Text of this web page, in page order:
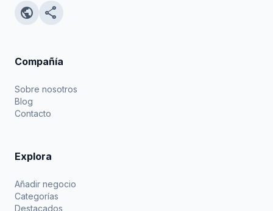
public share
Compañía
Sobre nosotros
Blog
Contacto
Explora
Añadir negocio
Categorías
Destacados